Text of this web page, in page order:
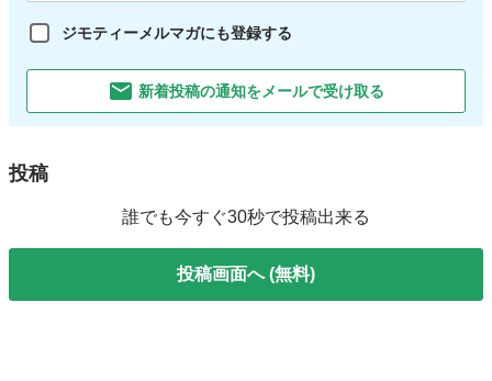
ジモティーメルマガにも登録する
新着投稿の通知をメールで受け取る
投稿
誰でも今すぐ30秒で投稿出来る
投稿画面へ (無料)